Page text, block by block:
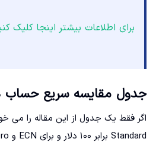
برای اطلاعات بیشتر اینجا کلیک
جدول مقایسه سریع حساب ها (۳ ستون موبایل
اگر فقط یک جدول از این مقاله را می